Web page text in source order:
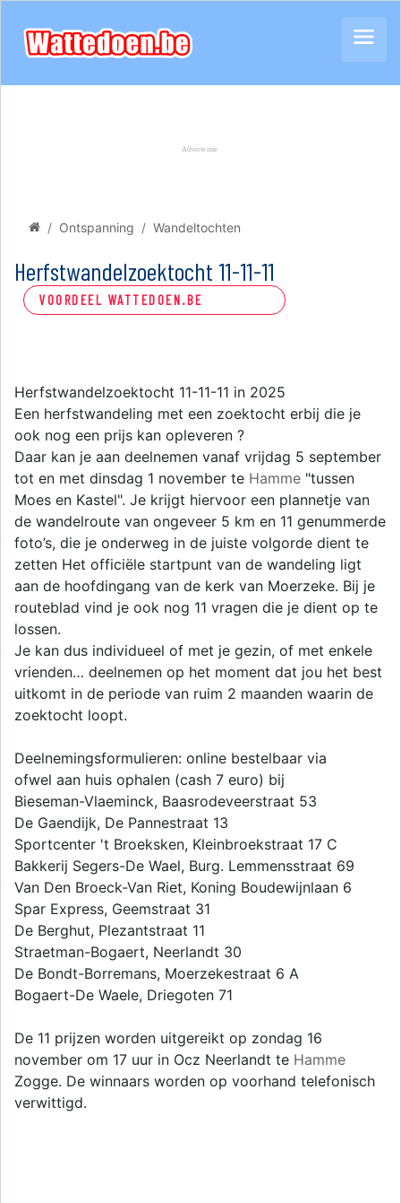
Ontspanning Wandeltochten
Herfstwandelzoektocht 11-11-11
VOORDEEL WATTEDOEN.BE
Herfstwandelzoektocht 11-11-11 in 2025
Een herfstwandeling met een zoektocht erbij die je
ook nog een prijs kan opleveren ?
Daar kan je aan deelnemen vanaf vrijdag 5 september
tot en met dinsdag 1 november te Hamme "tussen
Moes en Kastel". Je krijgt hiervoor een plannetje van
de wandelroute van ongeveer 5 km en 11 genummerde
foto’s, die je onderweg in de juiste volgorde dient te
zetten Het officiële startpunt van de wandeling ligt
aan de hoofdingang van de kerk van Moerzeke. Bij je
routeblad vind je ook nog 11 vragen die je dient op te
lossen.
Je kan dus individueel of met je gezin, of met enkele
vrienden… deelnemen op het moment dat jou het best
uitkomt in de periode van ruim 2 maanden waarin de
zoektocht loopt.
Deelnemingsformulieren: online bestelbaar via
ofwel aan huis ophalen (cash 7 euro) bij
Bieseman-Vlaeminck, Baasrodeveerstraat 53
De Gaendijk, De Pannestraat 13
Sportcenter 't Broeksken, Kleinbroekstraat 17 C
Bakkerij Segers-De Wael, Burg. Lemmensstraat 69
Van Den Broeck-Van Riet, Koning Boudewijnlaan 6
Spar Express, Geemstraat 31
De Berghut, Plezantstraat 11
Straetman-Bogaert, Neerlandt 30
De Bondt-Borremans, Moerzekestraat 6 A
Bogaert-De Waele, Driegoten 71
De 11 prijzen worden uitgereikt op zondag 16
november om 17 uur in Ocz Neerlandt te Hamme
Zogge. De winnaars worden op voorhand telefonisch
verwittigd.